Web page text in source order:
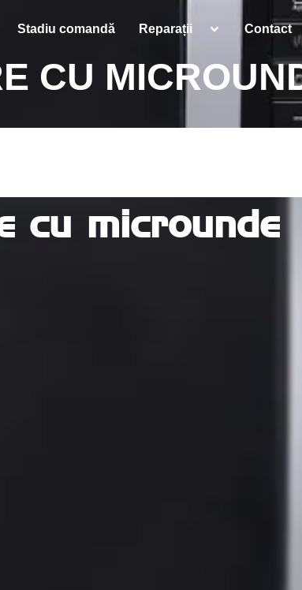
Stadiu comandă Reparații Contact
CU
cu microunde